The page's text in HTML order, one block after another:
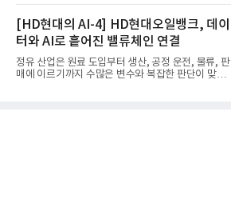
벌 표준이다. 특히 미세
마트 건설 현장 구현을 앞당기고 있다.HD현대사이트
솔루션은 최근 스위스 건설 현장에서 무인 자율 굴착
기를 투입했다. 실제 공사를 진행한 것은 처음으로, 건
설장비 자율화 기술의 새로운 이정표를 제시했다.이
번에 투입된 무인 자율 굴착기는 유럽 대형 건설그룹
키바그(KIBAG)의 스위스 투겐 지역 건설 프로젝트에
서 깊이 3m, 폭 12m, 길이 1km 규모의 토목 공사를
[HD현대의 AI-4] HD현대오일뱅크, 데이
터와 AI로 흩어진 밸류체인 연결
정유 산업은 원료 도입부터 생산, 공정 운전, 물류, 판
매에 이르기까지 수많은 변수와 복잡한 판단이 맞물